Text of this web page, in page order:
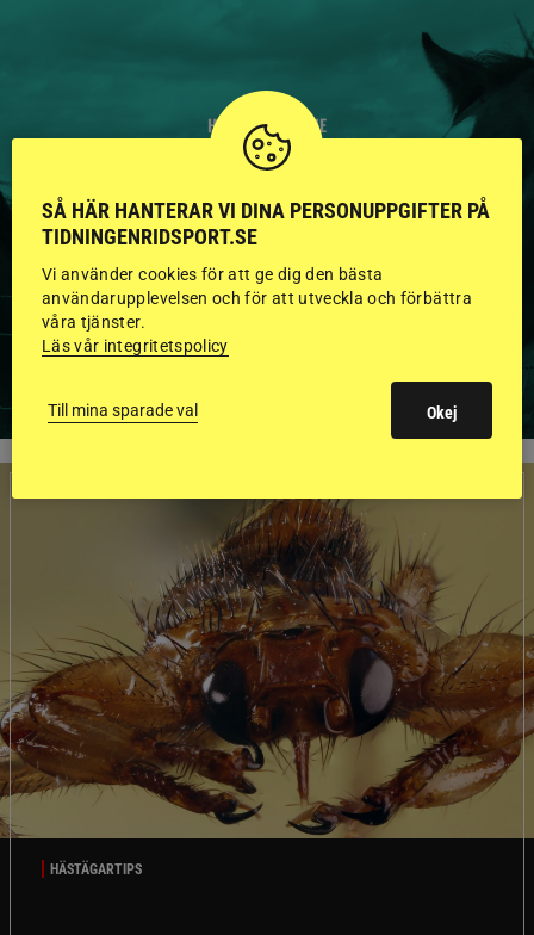
HINGSTAR ONLINE
GODKÄNDA HINGSTAR I
FLERA KATEGORIER MED
BILDER OCH FAKTA
HÄSTÄGARTIPS
SÅ HÄR HANTERAR VI DINA PERSONUPPGIFTER PÅ
TIDNINGENRIDSPORT.SE
Vi använder cookies för att ge dig den bästa
användarupplevelsen och för att utveckla och förbättra
våra tjänster.
Läs vår integritetspolicy
Till mina sparade val Okej